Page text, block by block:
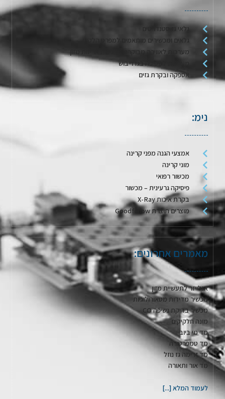
גלאי גז סטנדרטים
גלאים ומכשירים מותאמים למפרט הלקוח
מערכות לאווירה מבוקרת / דגימת אריזות מזון
מערכות לשטיפה בגז וייבוש
אספקה ובקרת גזים
נימ:
אמצעי הגנה מפני קרינה
מוני קרינה
מכשור רפואי
פיסיקה גרעינית – מכשור
בקרת איכות X-Ray
מוצרים תוצרת Goodfellow
מאמרים אחרונים:
אנלייזר לתעשיית מזון
מכשיר מדידות מטאורולוגיות
מכשיר בדיקת נשיפה CO
מונה חלקיקים
מד מי ביוב
מד טמפרטורה
מד זרימה גז נוזל
מד אור ותאורה
לעמוד המלא [...]